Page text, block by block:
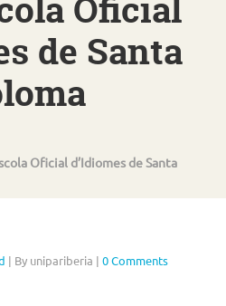
de Santa
Oficial d’Idiomes de Santa
| By unipariberia | 0 Comments